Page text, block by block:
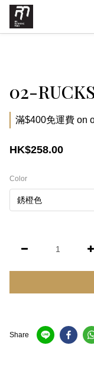
02-
滿$400免運費 on
HK$258.00
Color
Share